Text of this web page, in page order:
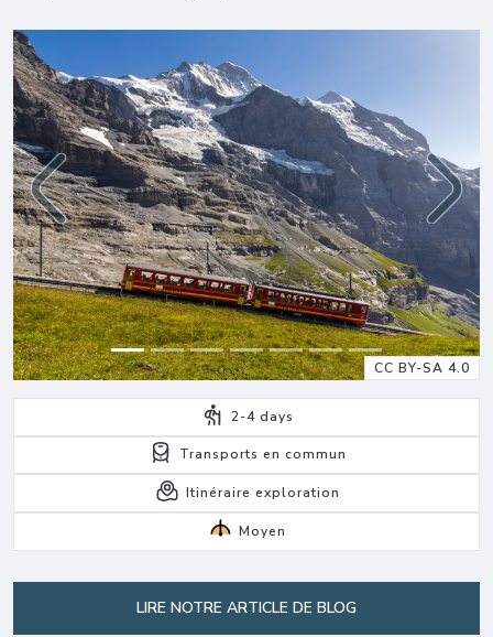
CC BY-SA 4.0
Previous Next
2-4 days
Transports en commun
Itinéraire exploration
Moyen
LIRE NOTRE ARTICLE DE BLOG